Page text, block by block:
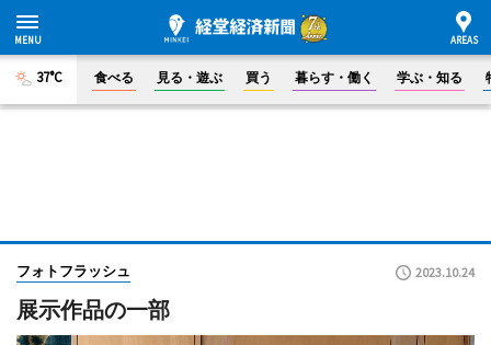
37°C 食べる 見る・遊ぶ 買う 暮らす・働く 学ぶ・知る
フォトフラッシュ 2023.10.24
展示作品の一部